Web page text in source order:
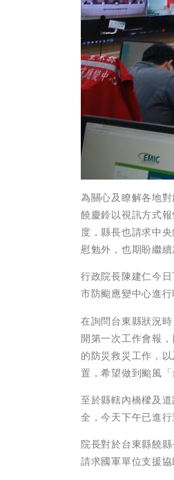
為關心及瞭解各地
饒慶鈴以視訊方式
度，縣長也請求中
慰勉外，也期盼繼
行政院長陳建仁今
市防颱應變中心進
在詢問台東縣狀況
開第一次工作會報
的防災救災工作，
置，希望做到颱風「
至於縣轄內橋樑及
全，今天下午已進
院長對於台東縣饒
請求國軍單位支援協